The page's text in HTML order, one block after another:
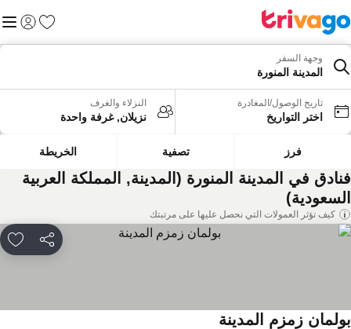
المفضلة
تسجيل
وجهة السفر
المدينة المنورة
تاريخ الوصول/المغادرة
اختر التواريخ
النزلاء والغرف
نزيلان, غرفة واحدة
فرز تصفية الخريطة
في المدينة المنورة (المدينة, المملكة العربية
كيف تؤثر العمولات التي نحصل عليها على مرتبتك
مشاركة
زمزم المدينة